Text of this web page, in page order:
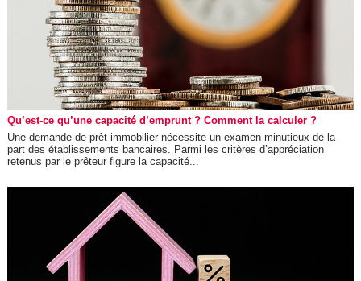
Qu’est-ce qu’une capacité d’emprunt ? Comment la calculer ?
Une demande de prêt immobilier nécessite un examen minutieux de la
part des établissements bancaires. Parmi les critères d’appréciation
retenus par le prêteur figure la capacité...